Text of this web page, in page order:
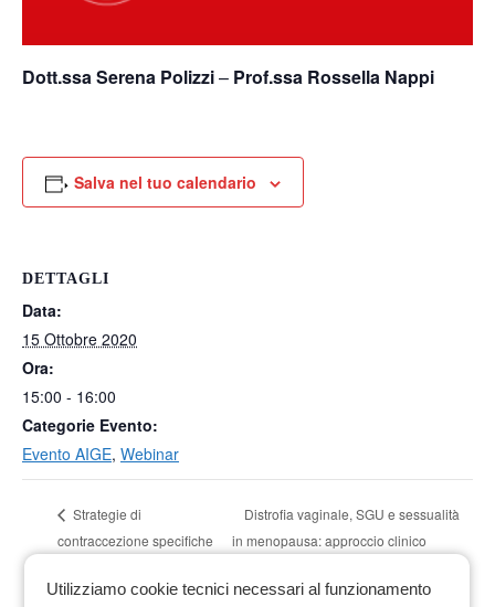
Dott.ssa Serena Polizzi– Prof.ssa Rossella Nappi
Salva nel tuo calendario
DETTAGLI
Data:
15 Ottobre 2020
Ora:
15:00 - 16:00
Categorie Evento:
Evento AIGE, Webinar
Strategie di
contraccezione specifiche
Distrofia vaginale, SGU e sessualità
in menopausa: approccio clinico
Utilizziamo cookie tecnici necessari al funzionamento